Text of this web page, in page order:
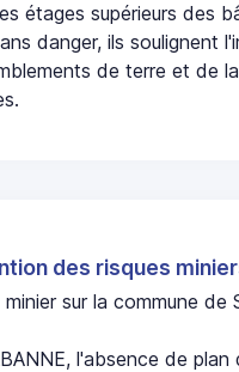
étages supérieurs des
danger, ils soulignent
de terre et de
des risques
sur la commune de
l'absence de